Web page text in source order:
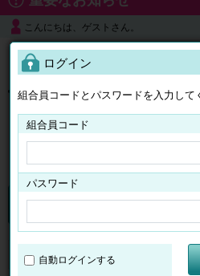
こんにちは、ゲストさん。
よくある質問
チケット
ログイン
組合員コードとパスワードを入力して
組合員コード
パスワード
自動ログインする